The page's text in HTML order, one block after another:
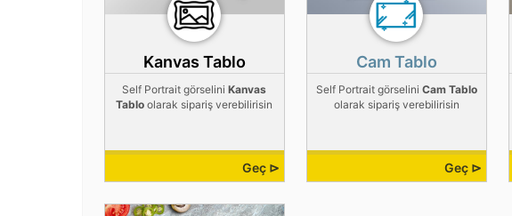
Kanvas Tablo
Self Portrait görseliniKanvas
Tablo olarak sipariş verebilirisin
Geç ⊳
Cam Tablo
Self Portrait görselini Cam Tablo
olarak sipariş verebilirisin
Geç ⊳